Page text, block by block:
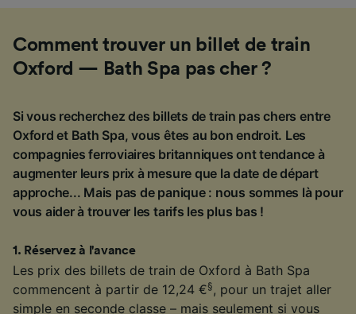
Comment trouver un billet de train
Oxford — Bath Spa pas cher ?
Si vous recherchez des billets de train pas chers entre
Oxford et Bath Spa, vous êtes au bon endroit. Les
compagnies ferroviaires britanniques ont tendance à
augmenter leurs prix à mesure que la date de départ
approche... Mais pas de panique : nous sommes là pour
vous aider à trouver les tarifs les plus bas !
1 . Réservez à l'avance
Les prix des billets de train de Oxford à Bath Spa
commencent à partir de 12,24 €§ , pour un trajet aller
simple en seconde classe – mais seulement si vous